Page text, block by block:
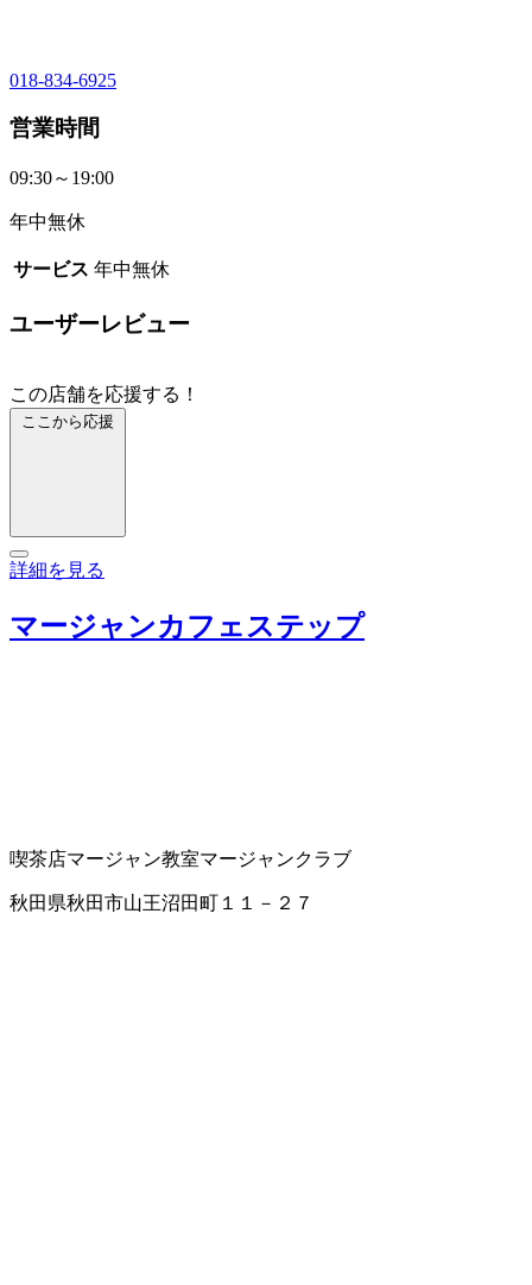
018-834-6925
営業時間
09:30～19:00
年中無休
サービス 年中無休
ユーザーレビュー
この店舗を応援する！
ここから応援
詳細を見る
マージャンカフェステップ
喫茶店マージャン教室マージャンクラブ
秋田県秋田市山王沼田町１１－２７